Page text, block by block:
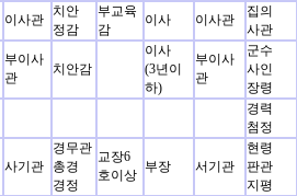
이사관
치안
정감
부교육
감
이사 이사관
집의
사관
부이사
관
치안감
이사
(3년이
하)
부이사
관
군수
사인
장령
경력
첨정
사기관
경무관
총경
경정
교장6
호이상
부장 서기관
현령
판관
지평